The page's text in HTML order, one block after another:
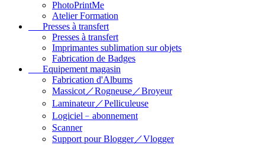
PhotoPrintMe
Atelier Formation
Presses à transfert
Presses à transfert
Imprimantes sublimation sur objets
Fabrication de Badges
Equipement magasin
Fabrication d'Albums
Massicot／Rogneuse／Broyeur
Laminateur／Pelliculeuse
Logiciel﹣abonnement
Scanner
Support pour Blogger／Vlogger